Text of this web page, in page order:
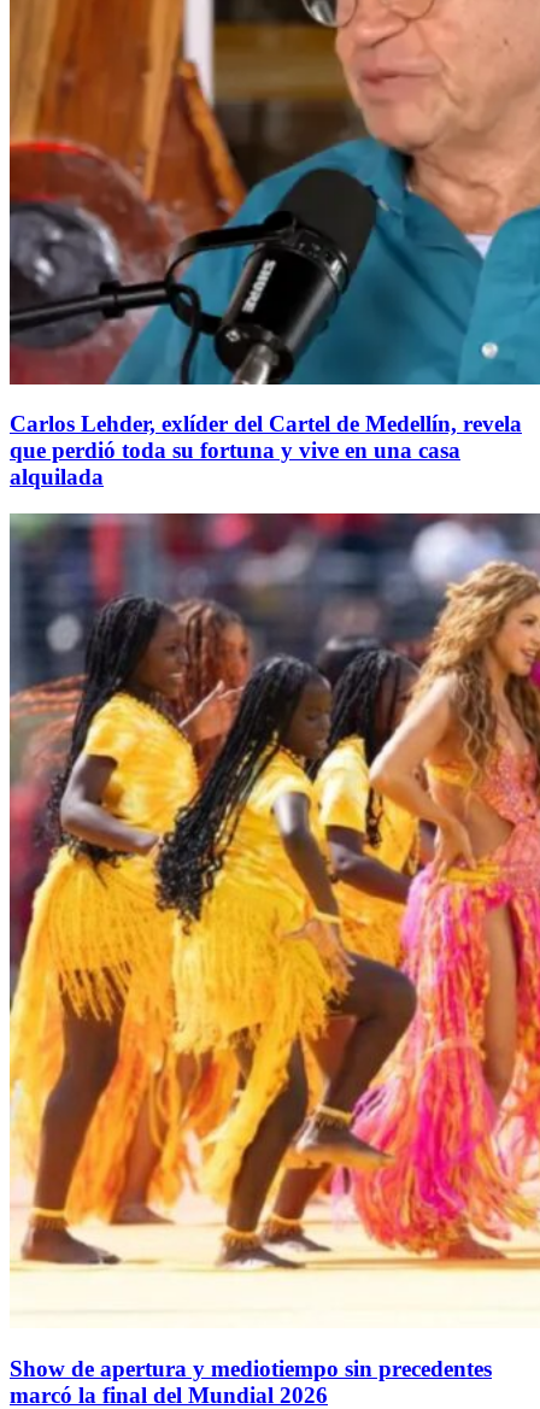
Carlos Lehder, exlíder del Cartel de Medellín, revela
que perdió toda su fortuna y vive en una casa
alquilada
Show de apertura y mediotiempo sin precedentes
marcó la final del Mundial 2026